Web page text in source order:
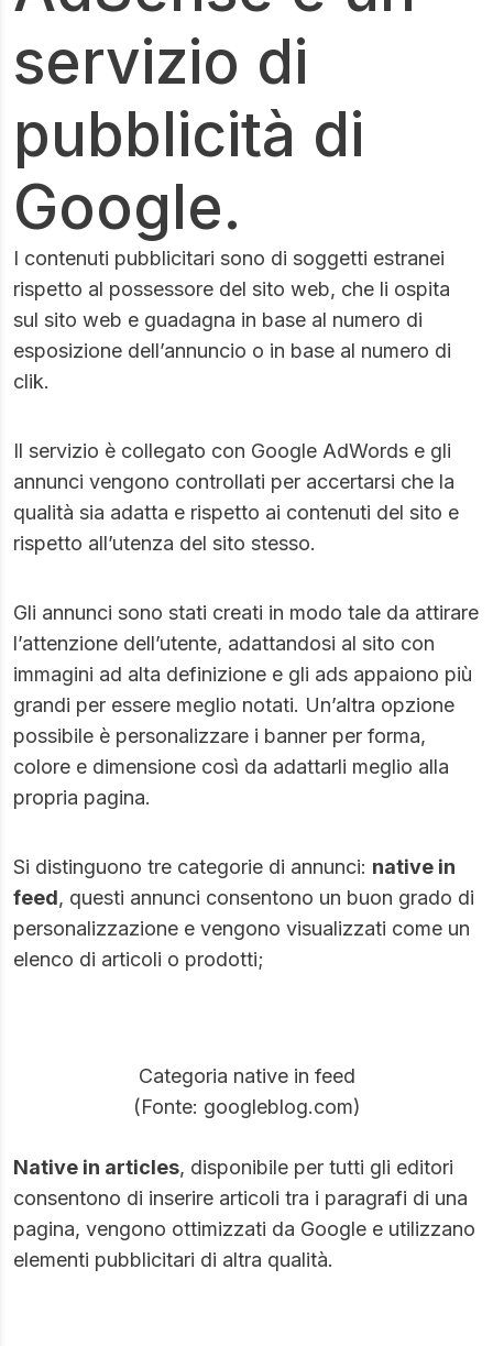
servizio di
pubblicità di
Google.
I contenuti pubblicitari sono di soggetti estranei
rispetto al possessore del sito web, che li ospita
sul sito web e guadagna in base al numero di
esposizione dell’annuncio o in base al numero di
clik.
Il servizio è collegato con Google AdWords e gli
annunci vengono controllati per accertarsi che la
qualità sia adatta e rispetto ai contenuti del sito e
rispetto all’utenza del sito stesso.
Gli annunci sono stati creati in modo tale da attirare
l’attenzione dell’utente, adattandosi al sito con
immagini ad alta definizione e gli ads appaiono più
grandi per essere meglio notati. Un’altra opzione
possibile è personalizzare i banner per forma,
colore e dimensione così da adattarli meglio alla
propria pagina.
Si distinguono tre categorie di annunci: native in
feed, questi annunci consentono un buon grado di
personalizzazione e vengono visualizzati come un
elenco di articoli o prodotti;
Categoria native in feed
(Fonte: googleblog.com)
Native in articles, disponibile per tutti gli editori
consentono di inserire articoli tra i paragrafi di una
pagina, vengono ottimizzati da Google e utilizzano
elementi pubblicitari di altra qualità.